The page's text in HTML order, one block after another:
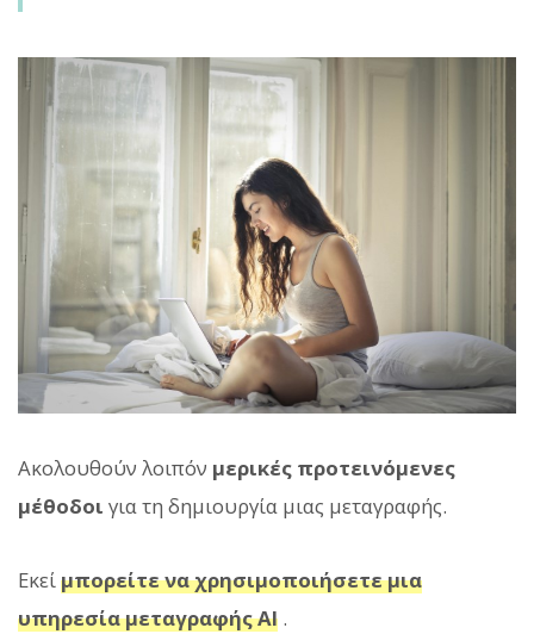
Ακολουθούν λοιπόν μερικές προτεινόμενες
μέθοδοι για τη δημιουργία μιας μεταγραφής.
Εκείμπορείτε να χρησιμοποιήσετε μια
υπηρεσία μεταγραφής AI .